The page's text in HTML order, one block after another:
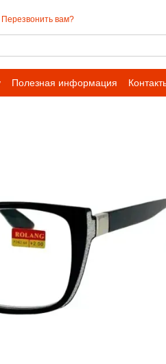
Перезвонить вам?
Полезная информация